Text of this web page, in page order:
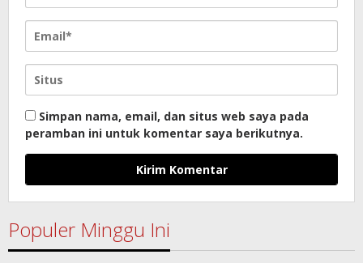
Simpan nama, email, dan situs web saya pada
peramban ini untuk komentar saya berikutnya.
Populer Minggu Ini